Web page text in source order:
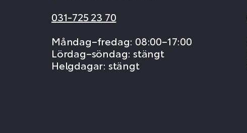
031-725 23 70
Måndag–fredag: 08:00–17:00
Lördag–söndag: stängt
Helgdagar: stängt